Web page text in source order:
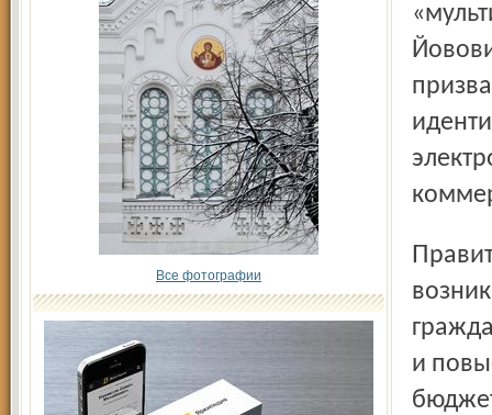
Все фотографии
Правительство может не только успешно решать
и